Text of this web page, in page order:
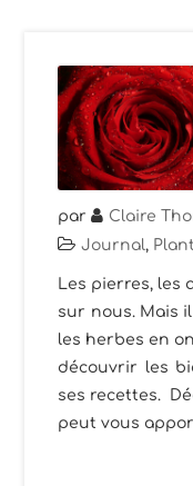
par Claire
Journal,
Les pierres, les
sur nous. Mais
les herbes en
découvrir les
ses recettes.
peut vous